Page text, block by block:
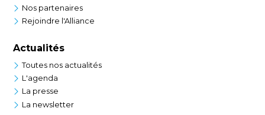
Nos partenaires
Rejoindre l'Alliance
Actualités
Toutes nos actualités
L'agenda
La presse
La newsletter